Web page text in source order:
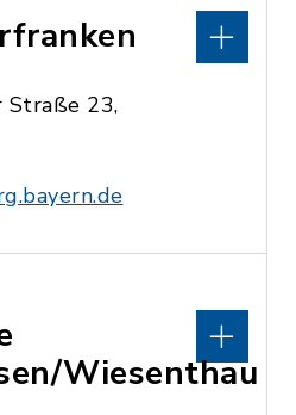
Straße 23,
Wiesenthau